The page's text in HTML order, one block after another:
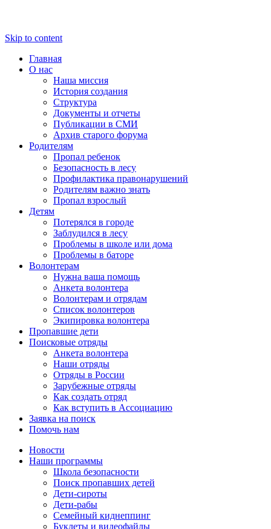
Skip to content
Главная
О нас
Наша миссия
История создания
Структура
Документы и отчеты
Публикации в СМИ
Архив старого форума
Родителям
Пропал ребенок
Безопасность в лесу
Профилактика правонарушений
Родителям важно знать
Пропал взрослый
Детям
Потерялся в городе
Заблудился в лесу
Проблемы в школе или дома
Проблемы в баторе
Волонтерам
Нужна ваша помощь
Анкета волонтера
Волонтерам и отрядам
Список волонтеров
Экипировка волонтера
Пропавшие дети
Поисковые отряды
Анкета волонтера
Наши отряды
Отряды в России
Зарубежные отряды
Как создать отряд
Как вступить в Ассоциацию
Заявка на поиск
Помочь нам
Новости
Наши программы
Школа безопасности
Поиск пропавших детей
Дети-сироты
Дети-рабы
Семейный киднеппинг
Буклеты и видеофайлы